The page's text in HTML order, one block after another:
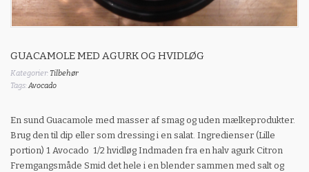
GUACAMOLE MED AGURK OG HVIDLØG
Kategorier:Tilbehør
Tags:Avocado
En sund Guacamole med masser af smag og uden mælkeprodukter.
Brug den til dip eller som dressing i en salat. Ingredienser (Lille
portion) 1 Avocado 1/2 hvidløg Indmaden fra en halv agurk Citron
Fremgangsmåde Smid det hele i en blender sammen med salt og